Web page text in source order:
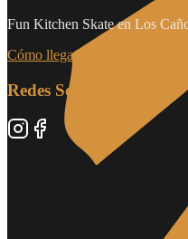
Fun Kitchen Skate en Los
Cómo llegar→
Redes Sociales